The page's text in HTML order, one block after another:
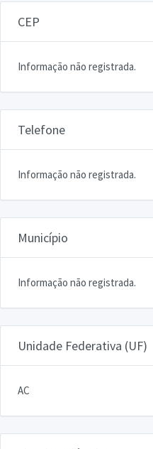
CEP
Informação não registrada.
Telefone
Informação não registrada.
Município
Informação não registrada.
Unidade Federativa (UF)
AC